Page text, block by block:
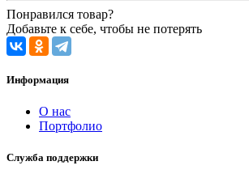
Понравился товар?
Добавьте к себе, чтобы не потерять
Информация
О нас
Портфолио
Служба поддержки